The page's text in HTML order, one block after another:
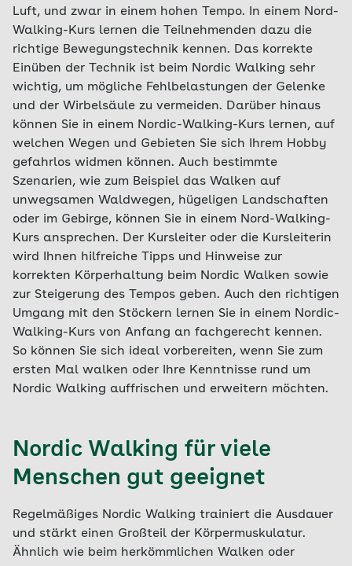
Luft, und zwar in einem hohen Tempo. In einem Nord-
Walking-Kurs lernen die Teilnehmenden dazu die
richtige Bewegungstechnik kennen. Das korrekte
Einüben der Technik ist beim Nordic Walking sehr
wichtig, um mögliche Fehlbelastungen der Gelenke
und der Wirbelsäule zu vermeiden. Darüber hinaus
können Sie in einem Nordic-Walking-Kurs lernen, auf
welchen Wegen und Gebieten Sie sich Ihrem Hobby
gefahrlos widmen können. Auch bestimmte
Szenarien, wie zum Beispiel das Walken auf
unwegsamen Waldwegen, hügeligen Landschaften
oder im Gebirge, können Sie in einem Nord-Walking-
Kurs ansprechen. Der Kursleiter oder die Kursleiterin
wird Ihnen hilfreiche Tipps und Hinweise zur
korrekten Körperhaltung beim Nordic Walken sowie
zur Steigerung des Tempos geben. Auch den richtigen
Umgang mit den Stöckern lernen Sie in einem Nordic-
Walking-Kurs von Anfang an fachgerecht kennen.
So können Sie sich ideal vorbereiten, wenn Sie zum
ersten Mal walken oder Ihre Kenntnisse rund um
Nordic Walking auffrischen und erweitern möchten.
Nordic Walking für viele
Menschen gut geeignet
Regelmäßiges Nordic Walking trainiert die Ausdauer
und stärkt einen Großteil der Körpermuskulatur.
Ähnlich wie beim herkömmlichen Walken oder